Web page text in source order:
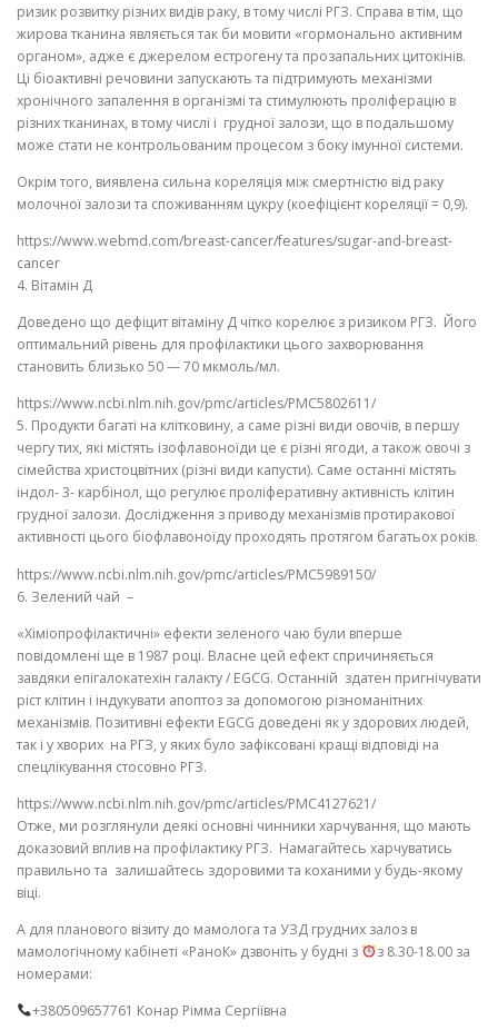
ризик розвитку різних видів раку, в тому числі РГЗ. Справа в тім, що
жирова тканина являється так би мовити «гормонально активним
органом», адже є джерелом естрогену та прозапальних цитокінів.
Ці біоактивні речовини запускають та підтримують механізми
хронічного запалення в організмі та стимулюють проліферацію в
різних тканинах, в тому числі і грудної залози, що в подальшому
може стати не контрольованим процесом з боку імунної системи.
Окрім того, виявлена сильна кореляція між смертністю від раку
молочної залози та споживанням цукру (коефіцієнт кореляції = 0,9).
https://www.webmd.com/breast-cancer/features/sugar-and-breast-
cancer
4️. Вітамін Д
Доведено що дефіцит вітаміну Д чітко корелює з ризиком РГЗ. Його
оптимальний рівень для профілактики цього захворювання
становить близько 50 — 70 мкмоль/мл.
https://www.ncbi.nlm.nih.gov/pmc/articles/PMC5802611/
5️. Продукти багаті на клітковину, а саме різні види овочів, в першу
чергу тих, які містять ізофлавоноїди це є різні ягоди, а також овочі з
сімейства христоцвітних (різні види капусти). Саме останні містять
індол- 3- карбінол, що регулює проліферативну активність клітин
грудної залози. Дослідження з приводу механізмів протиракової
активності цього біофлавоноїду проходять протягом багатьох років.
https://www.ncbi.nlm.nih.gov/pmc/articles/PMC5989150/
6️. Зелений чай –
«Хіміопрофілактичні» ефекти зеленого чаю були вперше
повідомлені ще в 1987 році. Власне цей ефект спричиняється
завдяки епігалокатехін галакту / EGCG. Останній здатен пригнічувати
ріст клітин і індукувати апоптоз за допомогою різноманітних
механізмів. Позитивні ефекти EGCG доведені як у здорових людей,
так і у хворих на РГЗ, у яких було зафіксовані кращі відповіді на
спецлікування стосовно РГЗ.
https://www.ncbi.nlm.nih.gov/pmc/articles/PMC4127621/
Отже, ми розглянули деякі основні чинники харчування, що мають
доказовий вплив на профілактику РГЗ. Намагайтесь харчуватись
правильно та залишайтесь здоровими та коханими у будь-якому
віці.
А для планового візиту до мамолога та УЗД грудних залоз в
мамологічному кабінеті «РаноК» дзвоніть у будні з
з 8.30-18.00 за
номерами:
+380509657761 Конар Рімма Сергіївна